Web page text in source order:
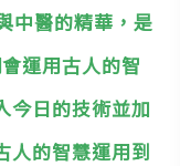
中醫的精華，是
運用古人的智
今日的技術並加
人的智慧運用到